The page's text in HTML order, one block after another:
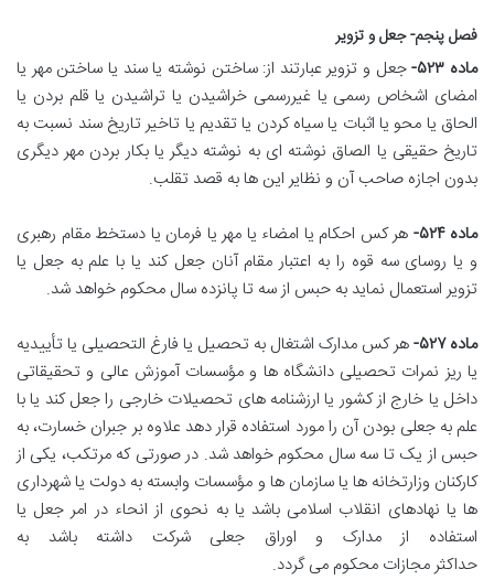
فصل پنجم- جعل و تزویر
ماده ۵۲۳-
جعل و تزویر عبارتند از: ساختن نوشته یا سند یا ساختن مهر یا
امضای اشخاص رسمی یا غیررسمی خراشیدن یا تراشیدن یا قلم بردن یا
الحاق یا محو یا اثبات یا سیاه کردن یا تقدیم یا تاخیر تاریخ سند نسبت به
تاریخ حقیقی یا الصاق نوشته ای به نوشته دیگر یا بکار بردن مهر دیگری
بدون اجازه صاحب آن و نظایر این ها به قصد تقلب.
ماده ۵۲۴-
هر کس احکام یا امضاء یا مهر یا فرمان یا دستخط مقام رهبری
و یا روسای سه قوه را به اعتبار مقام آنان جعل کند یا با علم به جعل یا
تزویر استعمال نماید به حبس از سه تا پانزده سال محکوم خواهد شد.
ماده ۵۲۷-
هر کس مدارک اشتغال به تحصیل یا فارغ التحصیلی یا تأییدیه
یا ریز نمرات تحصیلی دانشگاه ها و مؤسسات آموزش عالی و تحقیقاتی
داخل یا خارج از کشور یا ارزشنامه های تحصیلات خارجی را جعل کند یا با
علم به جعلی بودن آن را مورد استفاده قرار دهد علاوه بر جبران خسارت، به
حبس از یک تا سه سال محکوم خواهد شد. در صورتی که مرتکب، یکی از
کارکنان وزارتخانه ها یا سازمان ها و مؤسسات وابسته به دولت یا شهرداری
ها یا نهادهای انقلاب اسلامی باشد یا به نحوی از انحاء در امر جعل یا
استفاده از مدارک و اوراق جعلی شرکت داشته باشد به
حداکثر مجازات محکوم می گردد.